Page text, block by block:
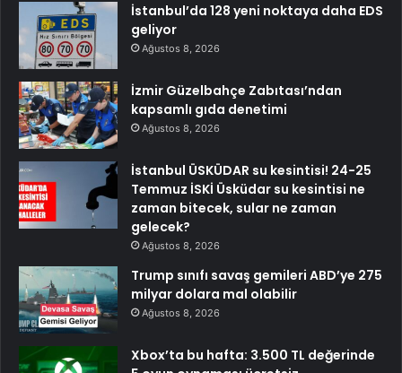
İstanbul’da 128 yeni noktaya daha EDS
geliyor
Ağustos 8, 2026
İzmir Güzelbahçe Zabıtası’ndan
kapsamlı gıda denetimi
Ağustos 8, 2026
İstanbul ÜSKÜDAR su kesintisi! 24-25
Temmuz İSKİ Üsküdar su kesintisi ne
zaman bitecek, sular ne zaman
gelecek?
Ağustos 8, 2026
Trump sınıfı savaş gemileri ABD’ye 275
milyar dolara mal olabilir
Ağustos 8, 2026
Xbox’ta bu hafta: 3.500 TL değerinde